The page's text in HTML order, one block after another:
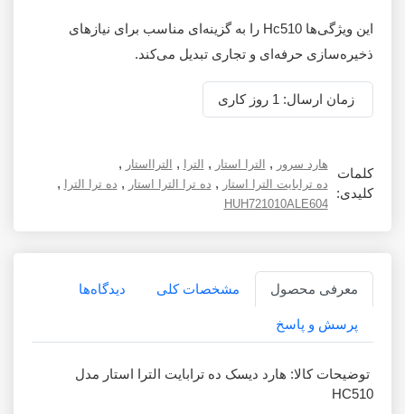
این ویژگی‌ها Hc510 را به گزینه‌ای مناسب برای نیازهای
ذخیره‌سازی حرفه‌ای و تجاری تبدیل می‌کند.
زمان ارسال: 1 روز کاری
کلمات
کلیدی:
هارد سرور , الترا استار , الترا , الترااستار ,
ده ترابایت الترا استار , ده ترا الترا استار , ده ترا الترا ,
HUH721010ALE604
معرفی محصول مشخصات کلی دیدگاه‌ها
پرسش و پاسخ
توضیحات کالا: هارد دیسک ده ترابایت الترا استار مدل
HC510